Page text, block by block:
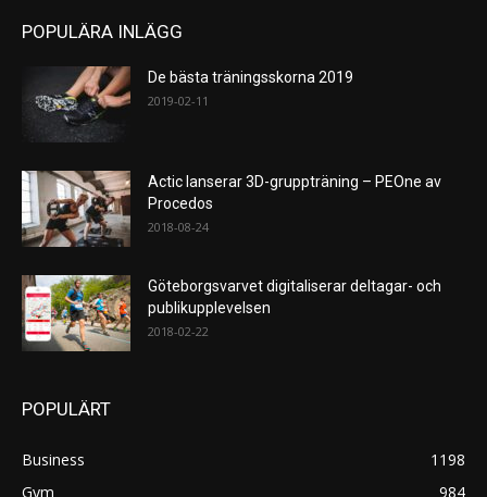
POPULÄRA INLÄGG
De bästa träningsskorna 2019
2019-02-11
Actic lanserar 3D-gruppträning – PEOne av
Procedos
2018-08-24
Göteborgsvarvet digitaliserar deltagar- och
publikupplevelsen
2018-02-22
POPULÄRT
Business
1198
Gym
984